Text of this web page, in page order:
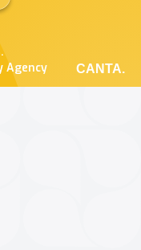
Agency
CANTA.